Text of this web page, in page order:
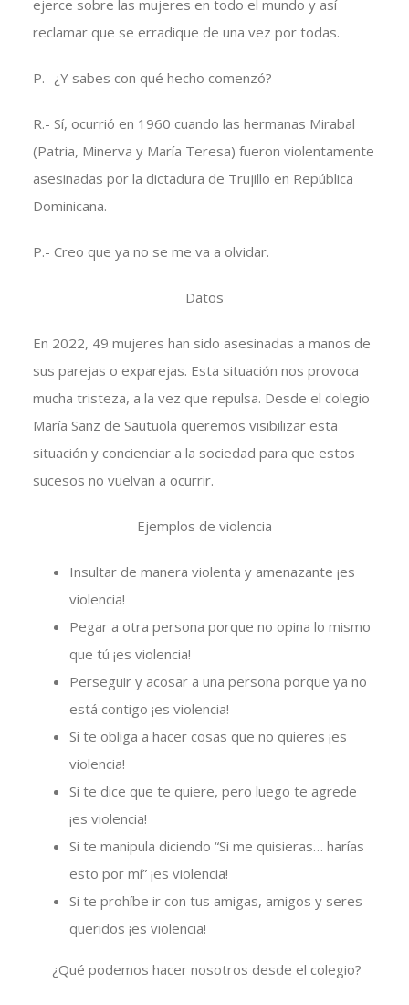
ejerce sobre las mujeres en todo el mundo y así
reclamar que se erradique de una vez por todas.
P.- ¿Y sabes con qué hecho comenzó?
R.- Sí, ocurrió en 1960 cuando las hermanas Mirabal
(Patria, Minerva y María Teresa) fueron violentamente
asesinadas por la dictadura de Trujillo en República
Dominicana.
P.- Creo que ya no se me va a olvidar.
Datos
En 2022, 49 mujeres han sido asesinadas a manos de
sus parejas o exparejas. Esta situación nos provoca
mucha tristeza, a la vez que repulsa. Desde el colegio
María Sanz de Sautuola queremos visibilizar esta
situación y concienciar a la sociedad para que estos
sucesos no vuelvan a ocurrir.
Ejemplos de violencia
Insultar de manera violenta y amenazante ¡es
violencia!
Pegar a otra persona porque no opina lo mismo
que tú ¡es violencia!
Perseguir y acosar a una persona porque ya no
está contigo ¡es violencia!
Si te obliga a hacer cosas que no quieres ¡es
violencia!
Si te dice que te quiere, pero luego te agrede
¡es violencia!
Si te manipula diciendo “Si me quisieras… harías
esto por mí” ¡es violencia!
Si te prohíbe ir con tus amigas, amigos y seres
queridos ¡es violencia!
¿Qué podemos hacer nosotros desde el colegio?